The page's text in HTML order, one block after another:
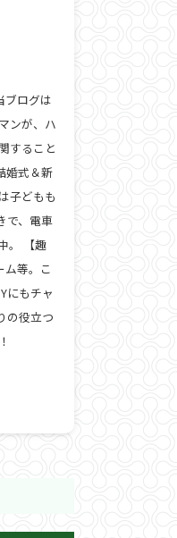
ブログは
ンが、ハ
すること
婚式＆新
子どもも
で、電車
。 【趣
ム等。こ
にもチャ
の役立つ